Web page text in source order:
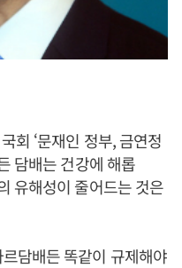
회 ‘문재인 정부, 금연정
담배는 건강에 해롭
유해성이 줄어드는 것은
담배든 똑같이 규제해야